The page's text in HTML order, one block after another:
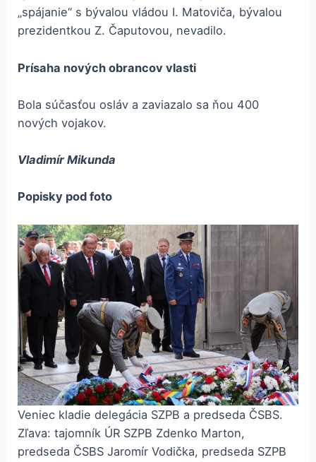
„spájanie“ s bývalou vládou I. Matoviča, bývalou
prezidentkou Z. Čaputovou, nevadilo.
Prísaha nových obrancov vlasti
Bola súčasťou osláv a zaviazalo sa ňou 400
nových vojakov.
VladimírMikunda
Popisky podfoto
Veniec kladie delegácia SZPB a predseda ČSBS.
Zľava: tajomník ÚR SZPB Zdenko Marton,
predseda ČSBS Jaromír Vodička, predseda SZPB